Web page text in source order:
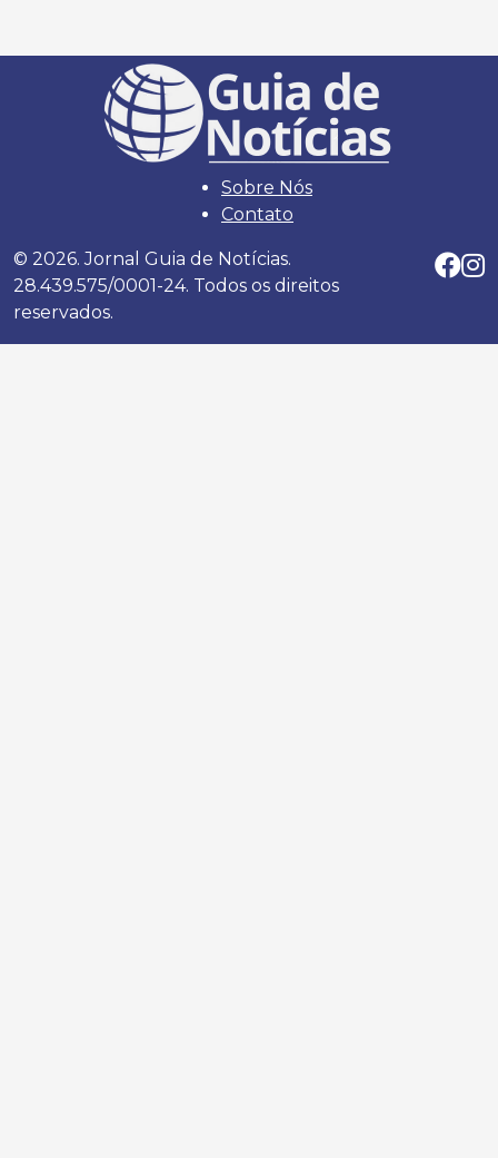
Sobre Nós
Contato
© 2026. Jornal Guia de Notícias.
28.439.575/0001-24. Todos os direitos
reservados.